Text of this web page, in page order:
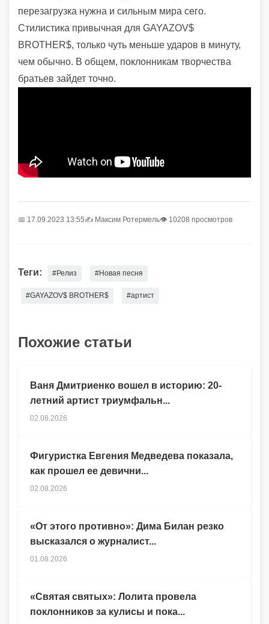
перезагрузка нужна и сильным мира сего.
Стилистика привычная для GAYAZOV$
BROTHER$, только чуть меньше ударов в минуту,
чем обычно. В общем, поклонникам творчества
братьев зайдет точно.
📅 17.09.2023 13:55✍️ Максим Ротермель👁 10208 просмотров
Теги: #Релиз #Новая песня
#GAYAZOV$ BROTHER$ #артист
Похожие статьи
Ваня Дмитриенко вошел в историю: 20-
летний артист триумфальн...
02.08.2026
Фигуристка Евгения Медведева показала,
как прошел ее девични...
02.08.2026
«От этого противно»: Дима Билан резко
высказался о журналист...
01.08.2026
«Святая святых»: Лолита провела
поклонников за кулисы и пока...